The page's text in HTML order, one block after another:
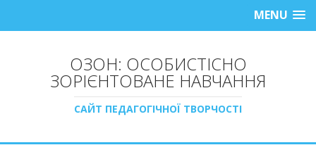
MENU
ОЗОН: ОСОБИСТІСНО
ЗОРІЄНТОВАНЕ НАВЧАННЯ
САЙТ ПЕДАГОГІЧНОЇ ТВОРЧОСТІ